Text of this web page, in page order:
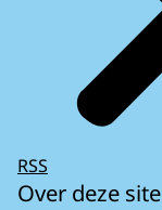
RSS
Over deze site